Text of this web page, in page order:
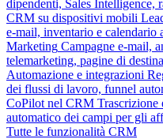
dipendenti, Sales Intelligence,
CRM su dispositivi mobili
e-mail, inventario e calendario
Marketing Campagne e-mail,
telemarketing, pagine di
Automazione e integrazioni
dei flussi di lavoro, funnel
CoPilot nel CRM Trascrizione
automatico dei campi per gli
Tutte le funzionalità CRM